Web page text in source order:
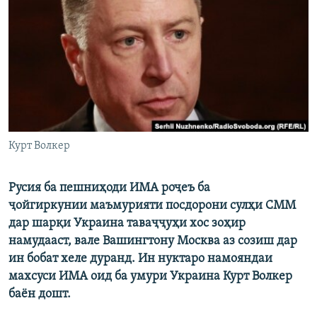
Курт Волкер
Русия ба пешниҳоди ИМА роҷеъ ба
ҷойгиркунии маъмурияти посдорони сулҳи СММ
дар шарқи Украина таваҷҷуҳи хос зоҳир
намудааст, вале Вашингтону Москва аз созиш дар
ин бобат хеле дуранд. Ин нуктаро намояндаи
махсуси ИМА оид ба умури Украина Курт Волкер
баён дошт.